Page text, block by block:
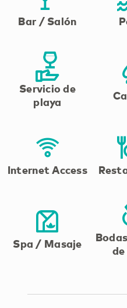
Bar / Salón
Servicio de
playa
Internet Access
Spa / Masaje